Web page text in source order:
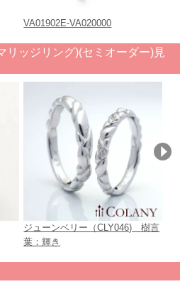
VA01902E-VA020000
リッジリング)(セミオーダー)見
ジューンベリー（CLY046) 樹言
葉：輝き